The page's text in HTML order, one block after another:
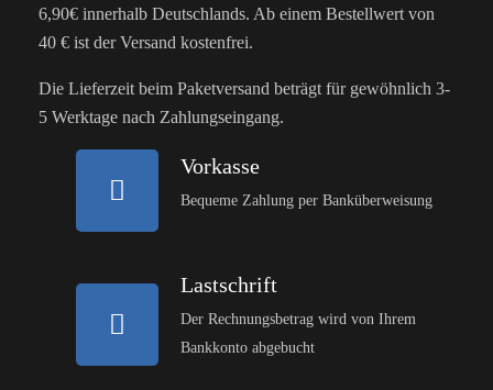
6,90€ innerhalb Deutschlands. Ab einem Bestellwert von
40 € ist der Versand kostenfrei.
Die Lieferzeit beim Paketversand beträgt für gewöhnlich 3-
5 Werktage nach Zahlungseingang.
Vorkasse
Bequeme Zahlung per Banküberweisung
Lastschrift
Der Rechnungsbetrag wird von Ihrem
Bankkonto abgebucht